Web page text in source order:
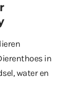
in
water en